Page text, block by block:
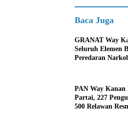
Baca Juga
GRANAT Way
Seluruh Elemen
Peredaran
PAN Way Kanan
Partai, 227
500 Relawan